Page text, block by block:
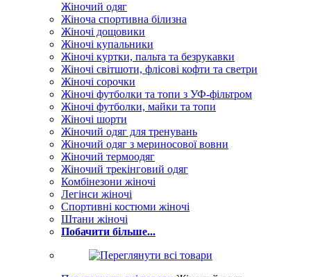
Жіночий одяг
Жіноча спортивна білизна
Жіночі дощовики
Жіночі купальники
Жіночі куртки, пальта та безрукавки
Жіночі світшоти, флісові кофти та светри
Жіночі сорочки
Жіночі футболки та топи з УФ-фільтром
Жіночі футболки, майки та топи
Жіночі шорти
Жіночий одяг для тренувань
Жіночий одяг з мериносової вовни
Жіночий термоодяг
Жіночий трекінговий одяг
Комбінезони жіночі
Легінси жіночі
Спортивні костюми жіночі
Штани жіночі
Побачити більше...